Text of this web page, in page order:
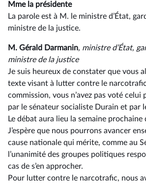
Mme la présidente
La parole est à M. le ministre d’État,
ministre de la justice.
M. Gérald Darmanin, ministre d’État,
ministre de la justice
Je suis heureux de constater que vous
texte visant à lutter contre le
commission, vous n’avez pas voté
par le sénateur socialiste Durain et par
Le débat aura lieu la semaine prochaine
J’espère que nous pourrons avancer
cause nationale qui mérite, comme au
l’unanimité des groupes politiques
cas de s’en approcher.
Pour lutter contre le narcotrafic, nous